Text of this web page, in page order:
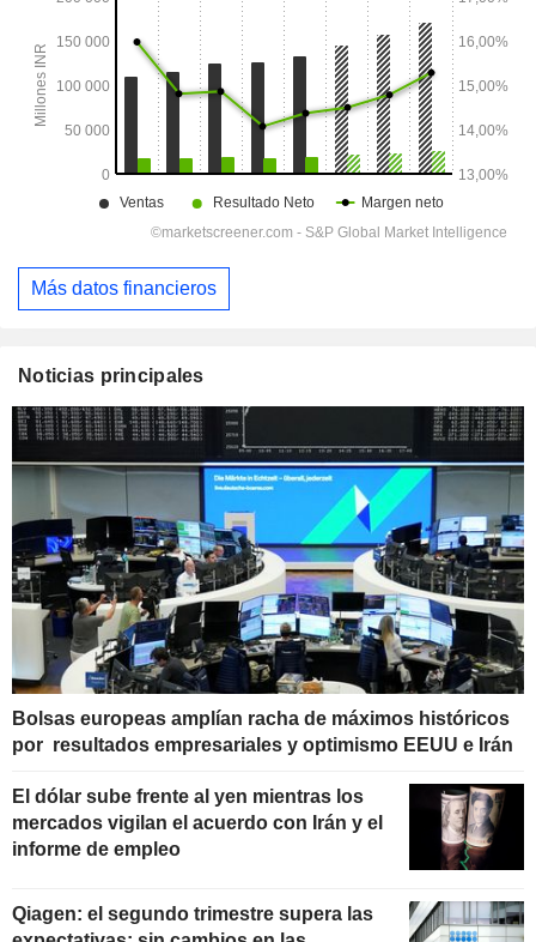
Más datos financieros
Noticias principales
Bolsas europeas amplían racha de máximos históricos
por resultados empresariales y optimismo EEUU e Irán
El dólar sube frente al yen mientras los
mercados vigilan el acuerdo con Irán y el
informe de empleo
Qiagen: el segundo trimestre supera las